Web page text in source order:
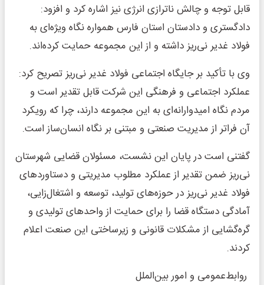
قابل توجه و چالش ناترازی انرژی نیز اشاره کرد و افزود:
دادگستری و دادستان استان فارس همواره نگاه ویژه‌ای به
فولاد غدیر نی‌ریز داشته و از این مجموعه حمایت کرده‌اند.
وی با تأکید بر جایگاه اجتماعی فولاد غدیر نی‌ریز تصریح کرد:
عملکرد اجتماعی و فرهنگی این شرکت قابل تقدیر است و
مردم نگاه امیدوارانه‌ای به این مجموعه دارند، چرا که رویکرد
آن فراتر از مدیریت صنعتی و مبتنی بر نگاه انسان‌ساز است.
گفتنی است در پایان این نشست، مسئولان قضایی شهرستان
نی‌ریز ضمن تقدیر از عملکرد مطلوب مدیریتی و دستاوردهای
فولاد غدیر نی‌ریز در حوزه‌های تولید، توسعه و اشتغال‌زایی،
آمادگی دستگاه قضا را برای حمایت از واحدهای تولیدی و
گره‌گشایی از مشکلات قانونی و زیرساختی این صنعت اعلام
کردند.
روابط‌عمومی و امور بین‌الملل